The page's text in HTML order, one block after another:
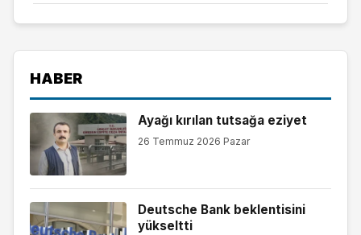
HABER
Ayağı kırılan tutsağa eziyet
26 Temmuz 2026 Pazar
Deutsche Bank beklentisini
yükseltti